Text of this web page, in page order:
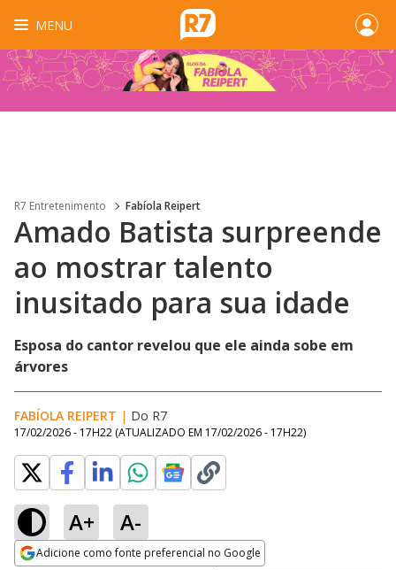
MENU
R7 Entretenimento Fabíola Reipert
Amado Batista surpreende
ao mostrar talento
inusitado para sua idade
Esposa do cantor revelou que ele ainda sobe em
árvores
FABÍOLA REIPERT | Do R7
17/02/2026 - 17H22 (ATUALIZADO EM 17/02/2026 - 17H22)
A+ A-
Adicione como fonte preferencial no Google
Ativar
80.24%